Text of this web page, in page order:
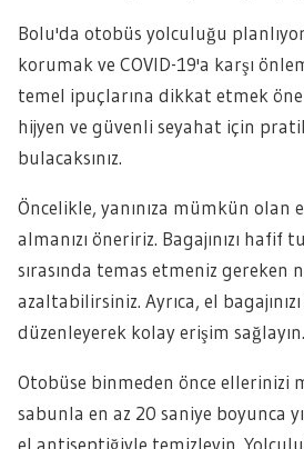
Bolu'da otobüs yolculuğu
korumak ve COVID-19'a karşı
temel ipuçlarına dikkat etmek
hijyen ve güvenli seyahat için
bulacaksınız.
Öncelikle, yanınıza mümkün olan
almanızı öneririz. Bagajınızı hafif
sırasında temas etmeniz gereken
azaltabilirsiniz. Ayrıca, el
düzenleyerek kolay erişim sağlayın.
Otobüse binmeden önce ellerinizi
sabunla en az 20 saniye boyunca
el antiseptiğiyle temizleyin.